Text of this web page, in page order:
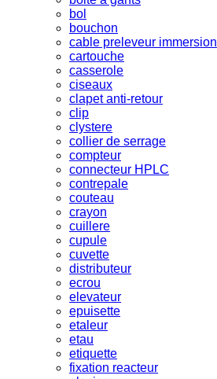
bol
bouchon
cable preleveur immersion
cartouche
casserole
ciseaux
clapet anti-retour
clip
clystere
collier de serrage
compteur
connecteur HPLC
contrepale
couteau
crayon
cuillere
cupule
cuvette
distributeur
ecrou
elevateur
epuisette
etaleur
etau
etiquette
fixation reacteur